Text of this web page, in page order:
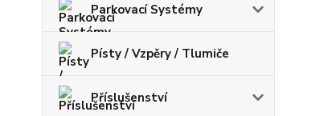
Parkovací Systémy
Písty / Vzpěry / Tlumiče
Příslušenství